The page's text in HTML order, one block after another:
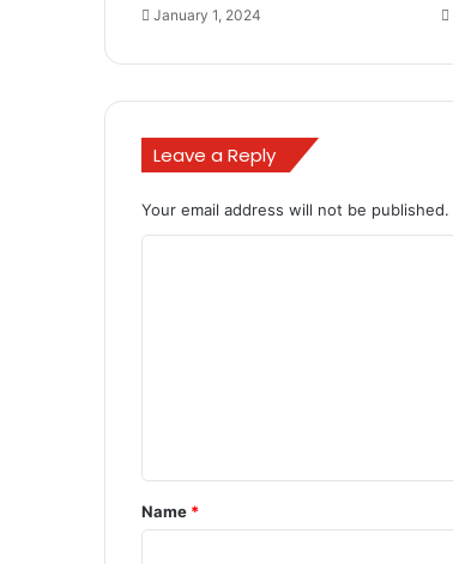
January 1, 2024
Leave a Reply
Your email address will not be published.
*
Name *